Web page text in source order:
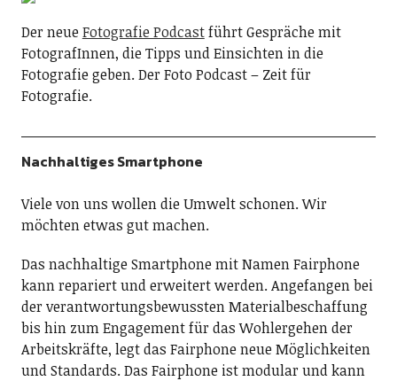
Der neueFotografie Podcastführt Gespräche mit
FotografInnen, die Tipps und Einsichten in die
Fotografie geben. Der Foto Podcast – Zeit für
Fotografie.
Nachhaltiges Smartphone
Viele von uns wollen die Umwelt schonen. Wir
möchten etwas gut machen.
Das nachhaltige Smartphone mit Namen Fairphone
kann repariert und erweitert werden. Angefangen bei
der verantwortungsbewussten Materialbeschaffung
bis hin zum Engagement für das Wohlergehen der
Arbeitskräfte, legt das Fairphone neue Möglichkeiten
und Standards. Das Fairphone ist modular und kann